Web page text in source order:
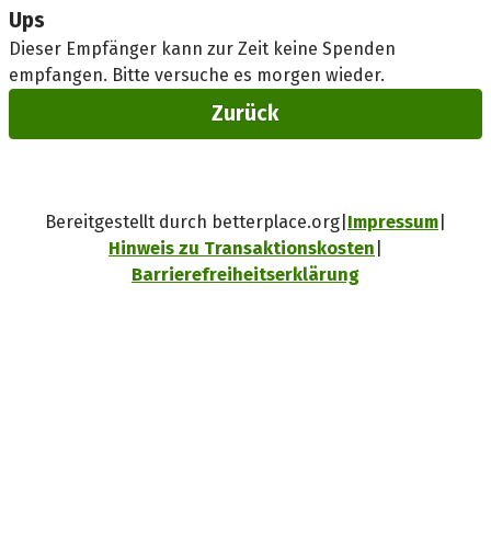
Ups
Dieser Empfänger kann zur Zeit keine Spenden
empfangen. Bitte versuche es morgen wieder.
Zurück
Bereitgestellt durch betterplace.org Impressum
Hinweis zu Transaktionskosten
Barrierefreiheitserklärung